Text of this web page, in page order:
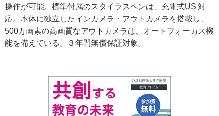
操作が可能。標準付属のスタイラスペンは、充電式USI対
応。本体に独立したインカメラ・アウトカメラを搭載し、
500万画素の高画質なアウトカメラは、オートフォーカス機
能を備えている。３年間無償保証対象。